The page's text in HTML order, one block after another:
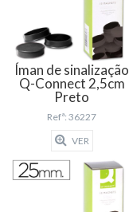
Íman de sinalização
Q-Connect 2,5cm
Preto
Refª: 36227
VER